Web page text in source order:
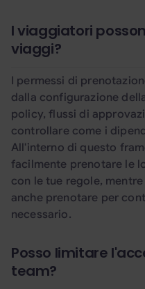
I viaggiatori
viaggi?
I permessi di
dalla configurazione
policy, flussi di
controllare come i
All'interno di questo
facilmente prenotare le
con le tue regole,
anche prenotare per
necessario.
Posso limitare
team?